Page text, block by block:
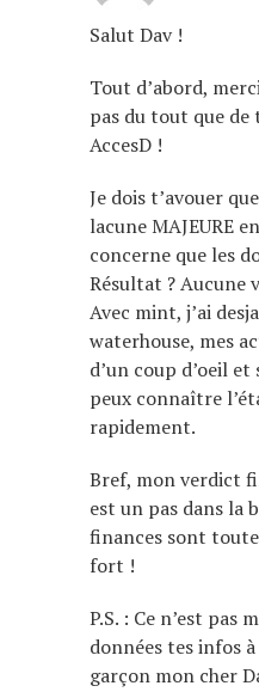
Salut Dav !
Tout d’abord,
pas du tout que
AccesD !
Je dois t’avouer
lacune MAJEURE
concerne que les
Résultat ? Aucune
Avec mint, j’ai
waterhouse, mes
d’un coup d’oeil
peux connaître
rapidement.
Bref, mon verdict
est un pas dans la
finances sont
fort !
P.S. : Ce n’est pas
données tes infos
garçon mon cher